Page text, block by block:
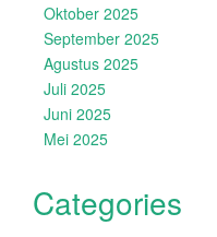
Oktober 2025
September 2025
Agustus 2025
Juli 2025
Juni 2025
Mei 2025
Categories